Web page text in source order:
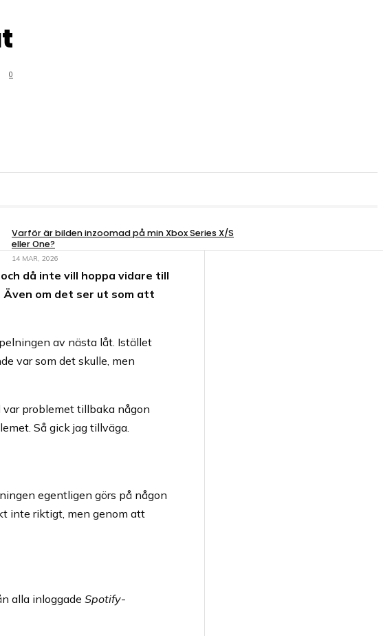
0
Varför är bilden inzoomad på min Xbox Series X/S
eller One?
14 MAR, 2026
då inte vill hoppa vidare till
om det ser ut som att
av nästa låt. Istället
var som det skulle, men
problemet tillbaka någon
Så gick jag tillväga.
egentligen görs på någon
inte riktigt, men genom att
alla inloggade Spotify-